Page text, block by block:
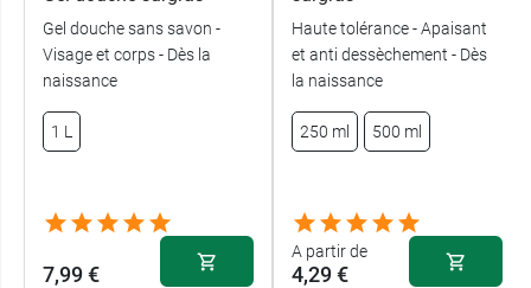
Gel douche sans savon -
Visage et corps - Dès la
naissance
1 L
7,99 €
Haute tolérance - Apaisant
et anti dessèchement - Dès
la naissance
250 ml 500 ml
A partir de
4,29 €